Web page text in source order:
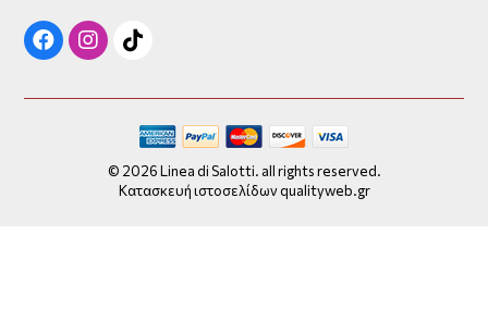
© 2026 Linea di Salotti. all rights reserved.
Κατασκευή ιστοσελίδων qualityweb.gr